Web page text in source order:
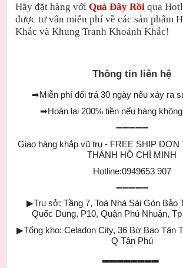
Hãy đặt hàng với Quà Đây Rồi qua
được tư vấn miễn phí về các sản phẩm
Khắc và Khung Tranh Khoảnh Khắc!
Thông tin liên hệ
➡Miễn phí đổi trả 30 ngày nếu xảy ra
➡Hoàn lại 200% tiền nếu hàng
➖➖➖➖➖
Giao hàng khắp vũ trụ - FREE SHIP ĐƠN
THÀNH HỒ CHÍ MINH
Hotline:0949653 907
➖➖➖➖➖
▶Trụ sở: Tầng 7, Toà Nhà Sài Gòn Bảo
Quốc Dung, P10, Quận Phú Nhuận,
▶Tổng kho: Celadon City, 36 Bờ Bao Tân
Q Tân Phú